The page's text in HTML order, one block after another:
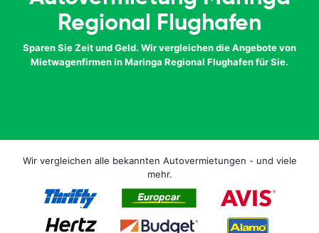
Regional Flughafen
Sparen Sie Zeit und Geld. Wir vergleichen die Angebote von
Mietwagenfirmen in Maringa Regional Flughafen für Sie.
Wir vergleichen alle bekannten Autovermietungen - und viele
mehr.